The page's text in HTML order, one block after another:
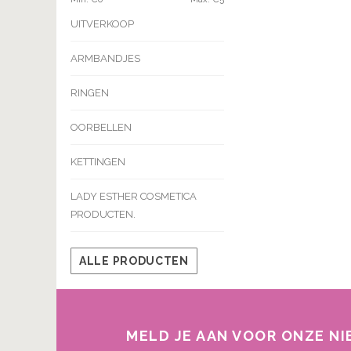
UITVERKOOP
ARMBANDJES
RINGEN
OORBELLEN
KETTINGEN
LADY ESTHER COSMETICA
PRODUCTEN.
ALLE PRODUCTEN
MELD JE AAN VOOR ONZE